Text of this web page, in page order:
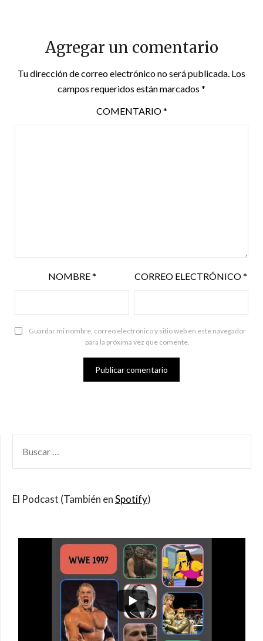
Agregar un comentario
Tu dirección de correo electrónico no será publicada. Los
campos requeridos están marcados *
COMENTARIO*
NOMBRE* CORREO ELECTRÓNICO*
Guardar mi nombre, correo electrónico y sitio web en este navegador
para la próxima vez que comente.
POR:
El Podcast (También enSpotify)